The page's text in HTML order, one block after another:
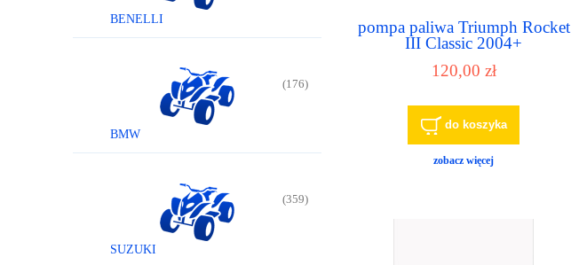
BENELLI
BMW
(176)
SUZUKI
(359)
pompa paliwa Triumph Rocket
III Classic 2004+
120,00 zł
do koszyka
zobacz więcej